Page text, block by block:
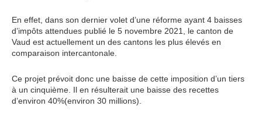
En effet, dans son dernier volet d’une réforme ayant 4 baisses
d’impôts attendues publié le 5 novembre 2021, le canton de
Vaud est actuellement un des cantons les plus élevés en
comparaison intercantonale.
Ce projet prévoit donc une baisse de cette imposition d’un tiers
à un cinquième. Il en résulterait une baisse des recettes
d’environ 40%(environ 30 millions).